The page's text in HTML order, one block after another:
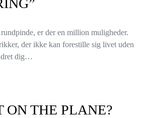
er der en million muligheder.
der ikke kan forestille sig livet uden
dig…
ON THE PLANE?